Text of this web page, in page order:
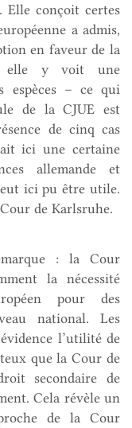
Elle conçoit certes
a admis,
en faveur de la
elle y voit une
espèces – ce qui
de la CJUE est
de cinq cas
ici une certaine
allemande et
ici pu être utile.
de Karlsruhe.
: la Cour
la nécessité
pour des
national. Les
l’utilité de
que la Cour de
secondaire de
Cela révèle un
de la Cour